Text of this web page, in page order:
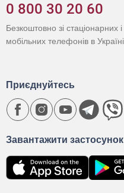
0 800 30 20 60
Безкоштовно зі стаціонарних і
мобільних телефонів в Україні
Завантажити застосунок
Приєднуйтесь